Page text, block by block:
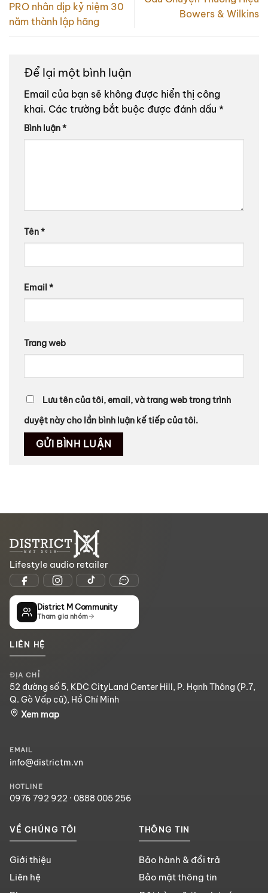
PRO nhân dịp kỷ niệm 30
năm thành lập hãng
Bowers & Wilkins
Để lại một bình luận
Email của bạn sẽ không được hiển thị công
khai. Các trường bắt buộc được đánh dấu *
Bình luận*
Tên*
Email *
Trang web
Lưu tên của tôi, email, và trang web trong trình
duyệt này cho lần bình luận kế tiếp của tôi.
Lifestyle audio retailer
District M Community
Tham gia nhóm
LIÊN HỆ
ĐỊA CHỈ
52 đường số 5, KDC CityLand Center Hill, P. Hạnh Thông (P.7,
Q. Gò Vấp cũ), Hồ Chí Minh
Xem map
EMAIL
info@districtm.vn
HOTLINE
0976 792 922 · 0888 005 256
VỀ CHÚNG TÔI
Giới thiệu
Liên hệ
THÔNG TIN
Bảo hành & đổi trả
Bảo mật thông tin